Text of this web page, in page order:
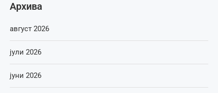
Архива
август 2026
јули 2026
јуни 2026